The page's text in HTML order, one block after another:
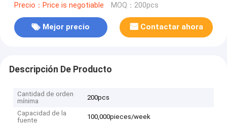
Precio：Price is negotiable MOQ：200pcs
Mejor precio Contactar ahora
Descripción De Producto
Cantidad de orden
mínima
200pcs
Capacidad de la
fuente
100,000pieces/week